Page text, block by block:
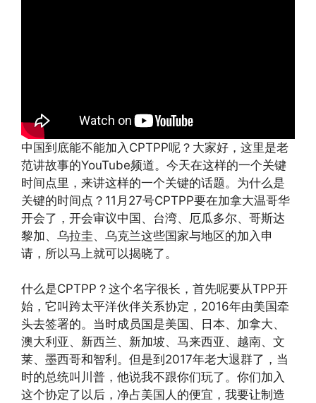
中国到底能不能加入CPTPP呢？大家好，这里是老
范讲故事的YouTube频道。今天在这样的一个关键
时间点里，来讲这样的一个关键的话题。为什么是
关键的时间点？11月27号CPTPP要在加拿大温哥华
开会了，开会审议中国、台湾、厄瓜多尔、哥斯达
黎加、乌拉圭、乌克兰这些国家与地区的加入申
请，所以马上就可以揭晓了。
什么是CPTPP？这个名字很长，首先呢要从TPP开
始，它叫跨太平洋伙伴关系协定，2016年由美国牵
头去签署的。当时成员国是美国、日本、加拿大、
澳大利亚、新西兰、新加坡、马来西亚、越南、文
莱、墨西哥和智利。但是到2017年老大退群了，当
时的总统叫川普，他说我不跟你们玩了。你们加入
这个协定了以后，净占美国人的便宜，我要让制造